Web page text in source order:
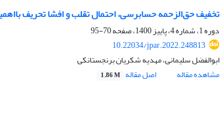
تخفیف حق‌الزحمه حسابرسی، احتمال تقلب و افشا تحریف
دوره 1، شماره 4، پاییز 1400، صفحه
70-95
10.22034/jpar.2022.248813
ابوالفضل سلیمانی، مهدیه شکریان برنجستانکی
مشاهده مقاله
اصل مقاله 1.86 M